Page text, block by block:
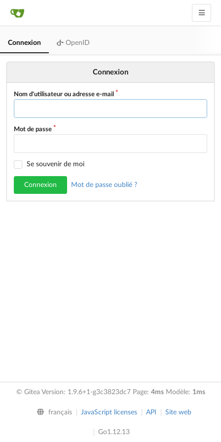
Connexion OpenID
Connexion
Nom d'utilisateur ou adresse e-mail
Mot de passe
Se souvenir de moi
Connexion Mot de passe oublié ?
© Gitea Version: 1.9.6+1-g3c3823dc7 Page: 4msModèle: 1ms
français JavaScript licenses API Site web
Go1.12.13